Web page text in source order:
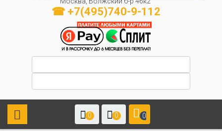
☎ +7(495)740-9-112
0 0 0